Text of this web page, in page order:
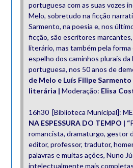
portuguesa com as suas vozes
Melo, sobretudo na ficção
Sarmento, na poesia e, nos
ficção, são escritores
literário, mas também pela forma
espelho dos caminhos plurais
portuguesa, nos 50 anos de
de Melo e Luís Filipe
literária | Moderação: Elisa
16h30 [Biblioteca Municipal]:
NA ESPESSURA DO TEMPO | “
romancista, dramaturgo, gestor
editor, professor, tradutor,
palavras e muitas ações, Nuno
intelectualmente mais